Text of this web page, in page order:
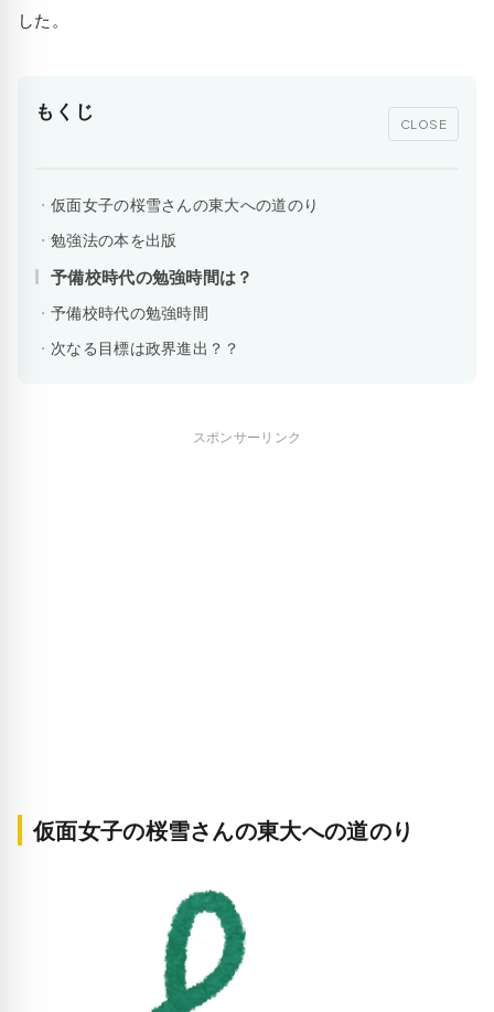
した。
もくじ
CLOSE
仮面女子の桜雪さんの東大への道のり
勉強法の本を出版
予備校時代の勉強時間は？
予備校時代の勉強時間
次なる目標は政界進出？？
スポンサーリンク
仮面女子の桜雪さんの東大への道のり